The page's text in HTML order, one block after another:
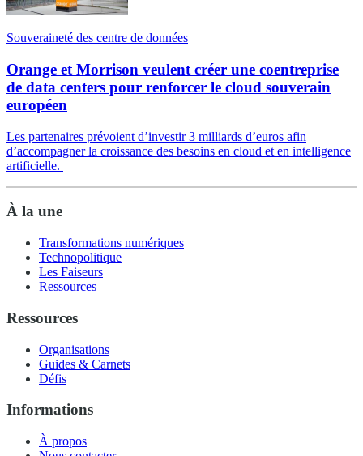
Souveraineté des centre de données
Orange et Morrison veulent créer une coentreprise
de data centers pour renforcer le cloud souverain
européen
Les partenaires prévoient d’investir 3 milliards d’euros afin
d’accompagner la croissance des besoins en cloud et en intelligence
artificielle.
À la une
Transformations numériques
Technopolitique
Les Faiseurs
Ressources
Ressources
Organisations
Guides & Carnets
Défis
Informations
À propos